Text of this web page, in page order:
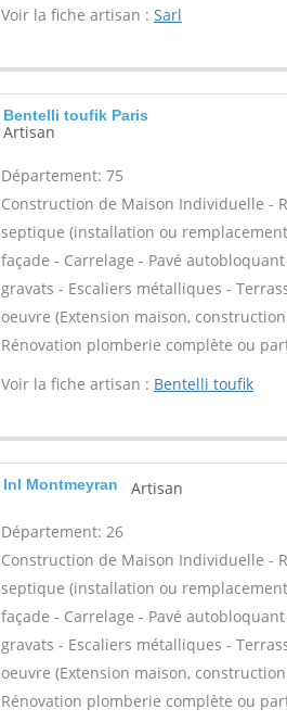
Voir la fiche artisan : Sarl
Bentelli toufik Paris
Artisan
Département: 75
Construction de Maison Individuelle -
septique (installation ou
façade - Carrelage - Pavé
gravats - Escaliers métalliques -
oeuvre (Extension maison,
Rénovation plomberie complète ou
Voir la fiche artisan : Bentelli toufik
Inl Montmeyran Artisan
Département: 26
Construction de Maison Individuelle -
septique (installation ou
façade - Carrelage - Pavé
gravats - Escaliers métalliques -
oeuvre (Extension maison,
Rénovation plomberie complète ou